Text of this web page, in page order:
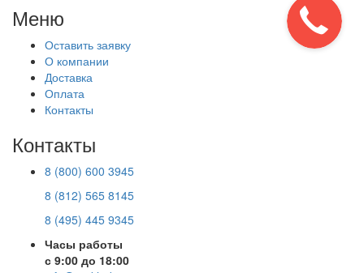
Меню
Оставить заявку
О компании
Доставка
Оплата
Контакты
Контакты
8 (800) 600 3945
8 (812) 565 8145
8 (495) 445 9345
Часы работы
с 9:00 до 18:00